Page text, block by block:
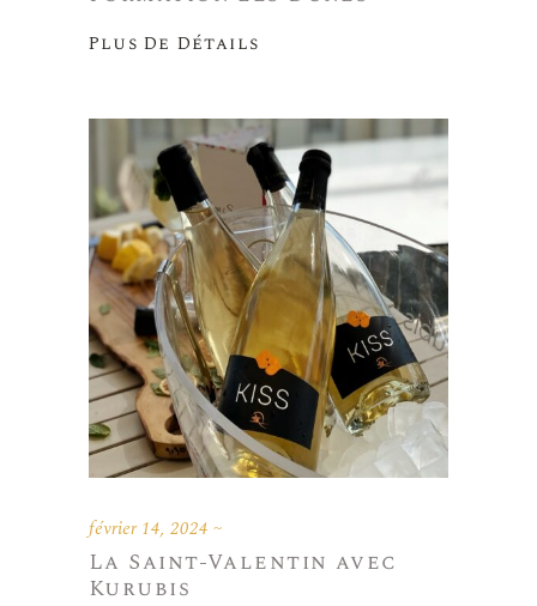
Plus De Détails
février 14, 2024
La Saint-Valentin avec
Kurubis